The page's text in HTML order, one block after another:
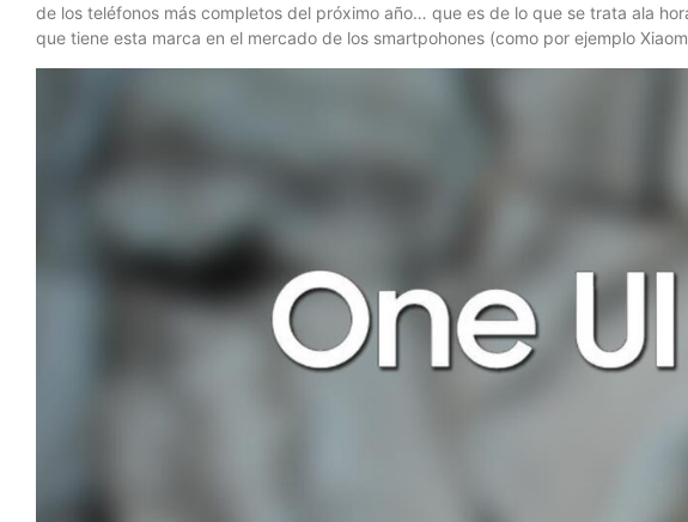
de los teléfonos más completos del próximo año… que es de lo que se trata ala
que tiene esta marca en el mercado de los smartpohones (como por ejemplo